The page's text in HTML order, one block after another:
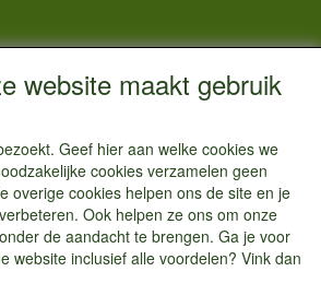
website maakt gebruik
Geef hier aan welke cookies we
cookies verzamelen geen
overige cookies helpen ons de site en je
Ook helpen ze ons om onze
de aandacht te brengen. Ga je voor
website inclusief alle voordelen? Vink dan